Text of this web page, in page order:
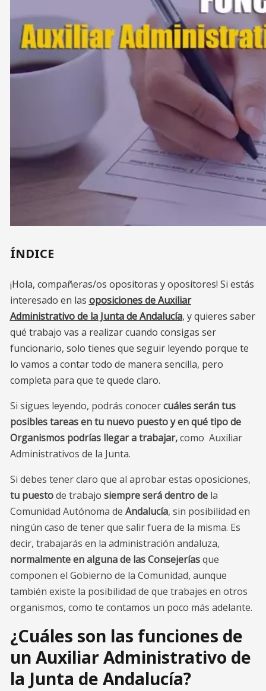
ÍNDICE
¡Hola, compañeras/os opositoras y opositores! Si estás
interesado en las oposiciones de Auxiliar
Administrativo de la Junta de Andalucía, y quieres saber
qué trabajo vas a realizar cuando consigas ser
funcionario, solo tienes que seguir leyendo porque te
lo vamos a contar todo de manera sencilla, pero
completa para que te quede claro.
Si sigues leyendo, podrás conocercuáles serán tus
posibles tareas en tu nuevo puesto y en qué tipo de
Organismos podrías llegar a trabajar,como Auxiliar
Administrativos de la Junta.
Si debes tener claro que al aprobar estas oposiciones,
tu puestode trabajo siempre será dentro dela
Comunidad Autónoma de Andalucía, sin posibilidad en
ningún caso de tener que salir fuera de la misma. Es
decir, trabajarás en la administración andaluza,
normalmente en alguna de las Consejeríasque
componen el Gobierno de la Comunidad, aunque
también existe la posibilidad de que trabajes en otros
organismos, como te contamos un poco más adelante.
¿Cuáles son las funciones de
un Auxiliar Administrativo de
la Junta de Andalucía?